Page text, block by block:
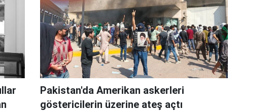
Pakistan'da Amerikan askerleri
göstericilerin üzerine ateş açtı